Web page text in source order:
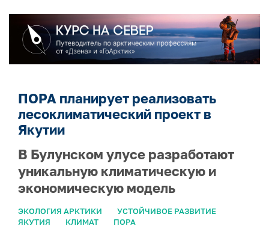
ПОРА планирует реализовать
лесоклиматический проект в
Якутии
В Булунском улусе разработают
уникальную климатическую и
экономическую модель
ЭКОЛОГИЯ АРКТИКИ
УСТОЙЧИВОЕ РАЗВИТИЕ
ЯКУТИЯ
КЛИМАТ ПОРА